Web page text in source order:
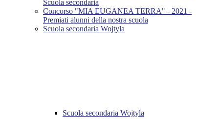
Scuola secondaria
Concorso "MIA EUGANEA TERRA" - 2021 -
Premiati alunni della nostra scuola
Scuola secondaria Wojtyla
Scuola secondaria Wojtyla